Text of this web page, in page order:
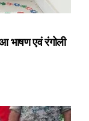
भाषण एवं रंगोली